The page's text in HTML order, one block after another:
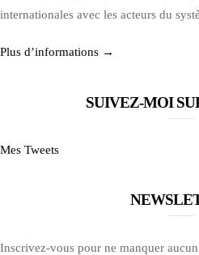
internationales avec les acteurs du
Plus d’informations →
SUIVEZ-MOI
Mes Tweets
Inscrivez-vous pour ne manquer